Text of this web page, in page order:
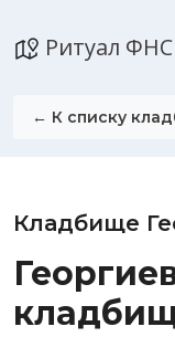
Ритуал ФНС
← К списку
Кладбище